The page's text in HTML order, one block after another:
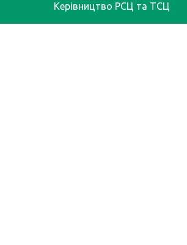
Керівництво РСЦ та ТСЦ